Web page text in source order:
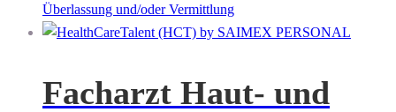
Überlassung und/oder Vermittlung
Facharzt Haut- und